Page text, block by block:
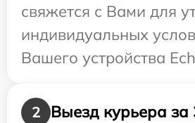
свяжется с Вами для
индивидуальных
Вашего устройства
2
Выезд курьера за